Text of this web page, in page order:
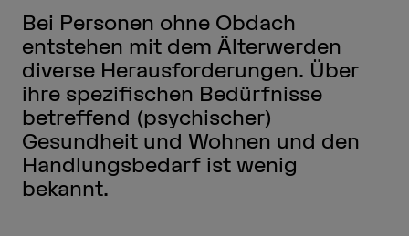
Bei Personen ohne Obdach
entstehen mit dem Älterwerden
diverse Herausforderungen. Über
ihre spezifischen Bedürfnisse
betreffend (psychischer)
Gesundheit und Wohnen und den
Handlungsbedarf ist wenig
bekannt.